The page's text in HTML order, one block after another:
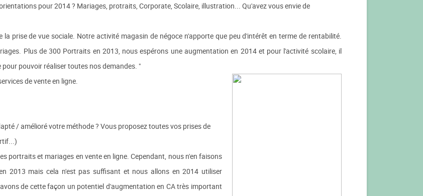
pour 2014 ? Mariages, protraits, Corporate, Scolaire, illustration... Qu'avez vous envie de
prise de vue sociale. Notre activité magasin de négoce n'apporte que peu d'intérêt en terme de rentabilité.
Plus de 300 Portraits en 2013, nous espérons une augmentation en 2014 et pour l'activité scolaire, il
pouvoir réaliser toutes nos demandes. "
de vente en ligne.
/ amélioré votre méthode ? Vous proposez toutes vos prises de
portraits et mariages en vente en ligne. Cependant, nous n'en faisons
2013 mais cela n'est pas suffisant et nous allons en 2014 utiliser
de cette façon un potentiel d'augmentation en CA très important